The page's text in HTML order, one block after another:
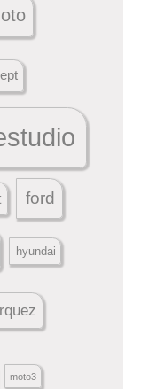
ford
hyundai
moto3